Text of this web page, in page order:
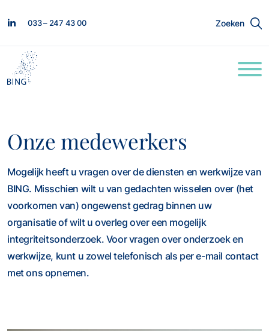
033 – 247 43 00 Zoeken
Onze medewerkers
Mogelijk heeft u vragen over de diensten en werkwijze van
BING. Misschien wilt u van gedachten wisselen over (het
voorkomen van) ongewenst gedrag binnen uw
organisatie of wilt u overleg over een mogelijk
integriteitsonderzoek. Voor vragen over onderzoek en
werkwijze, kunt u zowel telefonisch als per e-mail contact
met ons opnemen.